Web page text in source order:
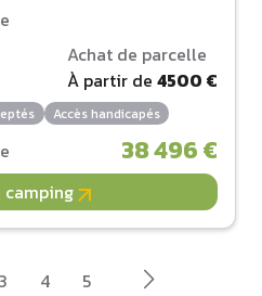
Achat de parcelle
À partir de 4500 €
Accès handicapés
38 496 €
3 4 5